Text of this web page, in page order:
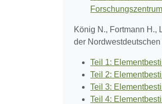
König N., Fortmann H.,
der
Teil 1:
Teil 2:
Teil 3:
Teil 4: